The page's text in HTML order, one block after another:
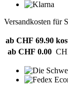
Versandkosten für
ab CHF 69.90
ab CHF 0.00